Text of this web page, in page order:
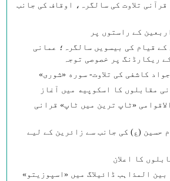
تلاوت کی سالگرہ، اوقاف کی جانب
کے راستوں پر
کے قیام کی بیسویں سالگرہ؛ عمانی
ریکارڈنگ پر خصوصی توجہ
کاشفی کی تلاوت- سوره‌‌ «شوری»
مقابلوں کا اسکوپیه میں آغاز
«ٹاپ ترین میں ٹاپ» قرانی
حسین (ع) کی جانب سے زائرین کے لیے
کا اعلان
بین المذاہب ڈائیلاگ میں «اسپوزیتو»